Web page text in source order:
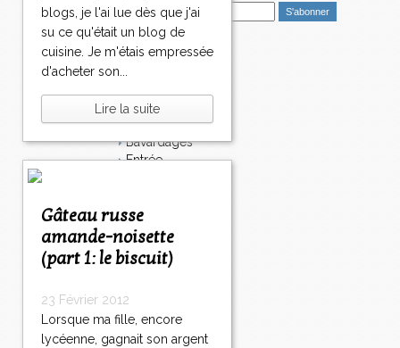
blogs, je l'ai lue dès que j'ai
su ce qu'était un blog de
cuisine. Je m'étais empressée
d'acheter son...
Lire la suite
Gâteau russe
amande-noisette
(part 1: le biscuit)
23 Février 2012
Lorsque ma fille, encore
lycéenne, gagnait son argent
E
m
i
l
Catégories
Dessert
Plat
Bavardages
Entrée
Apéritif
Fromage
Italie
Viande
Épices
Fruits
Soupe
9